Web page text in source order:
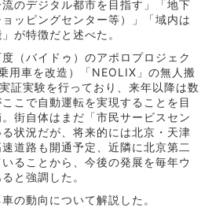
のデジタル都市を目指す」「地下
ッピングセンター等）」「域内は
が特徴だと述べた。
（バイドゥ）のアポロプロジェク
用車を改造）「NEOLIX」の無人搬
証実験を行っており、来年以降は数
こで自動運転を実現することを目
街自体はまだ「市民サービスセン
状況だが、将来的には北京・天津
道路も開通予定、近隣に北京第二
ることから、今後の発展を毎年ウ
と強調した。
の動向について解説した。